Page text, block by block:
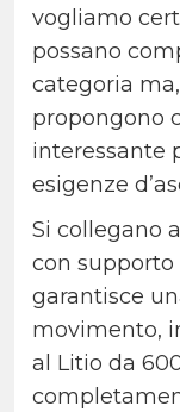
vogliamo
possano
categoria
propongono
interessante
esigenze
Si collegano
con supporto
garantisce
movimento,
al Litio da